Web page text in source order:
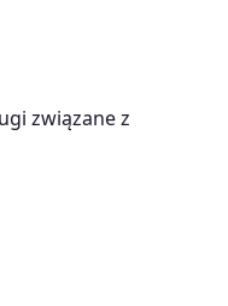
związane z